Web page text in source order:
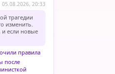
05.08.2026, 20:33
трагедии
изменить.
если новые
правила
после